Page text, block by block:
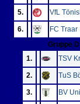
5. VfL
6.
FC Traar
Gruppe D
1.
TSV
2. TuS
3. BV